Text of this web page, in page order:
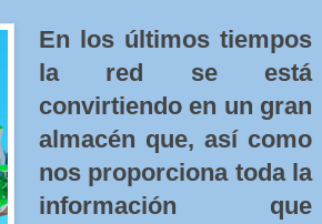
En los últimos tiempos
la red se está
convirtiendo en un gran
almacén que, así como
nos proporciona toda la
información que